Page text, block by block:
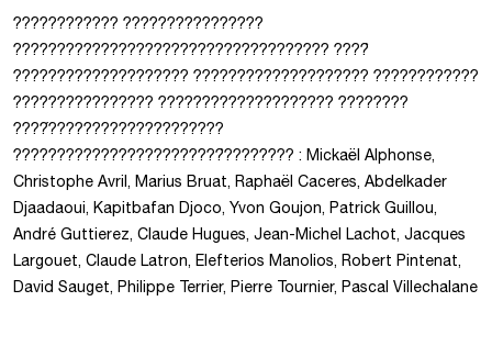
???????????? ????????????????
???????????????????????????????????? ????̀
???????????????????? ???????????????????? ????????????
???????????????? ???????????????????? ????????
????́????????????????????
????????????????????????̀???????? : Mickaël Alphonse,
Christophe Avril, Marius Bruat, Raphaël Caceres, Abdelkader
Djaadaoui, Kapitbafan Djoco, Yvon Goujon, Patrick Guillou,
André Guttierez, Claude Hugues, Jean-Michel Lachot, Jacques
Largouet, Claude Latron, Elefterios Manolios, Robert Pintenat,
David Sauget, Philippe Terrier, Pierre Tournier, Pascal Villechalane